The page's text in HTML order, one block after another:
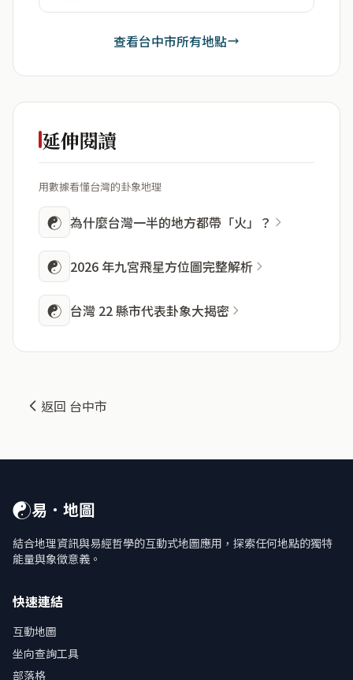
查看台中市所有地點
延伸閱讀
用數據看懂台灣的卦象地理
☯ 為什麼台灣一半的地方都帶「火」？
☯ 2026 年九宮飛星方位圖完整解析
☯ 台灣 22 縣市代表卦象大揭密
返回 台中市
☯易．地圖
結合地理資訊與易經哲學的互動式地圖應用，探索任何地點的獨特
能量與象徵意義。
快速連結
互動地圖
坐向查詢工具
部落格